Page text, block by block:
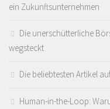
ein Zukunftsunternehmen
Die unerschütterliche
wegsteckt
Die beliebtesten Artikel
Human-in-the-Loop: